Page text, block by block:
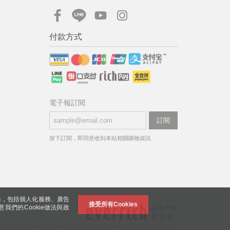
包括個人化服務、廣告
我們的Cookie做法與政
接受所有Cookies
付款方式
電子報訂閱
訂閱
按下訂閱，即同意收到本站相關購物資訊